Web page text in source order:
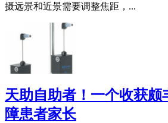
摄远景和近景需要调整焦距，...
天助自助者！一个收获颇
障患者家长